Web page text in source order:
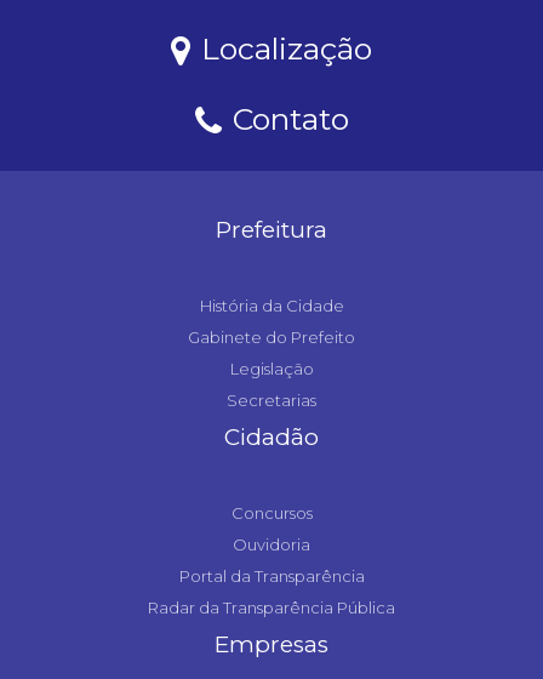
Localização
Contato
Prefeitura
História da Cidade
Gabinete do Prefeito
Legislação
Secretarias
Cidadão
Concursos
Ouvidoria
Portal da Transparência
Radar da Transparência Pública
Empresas